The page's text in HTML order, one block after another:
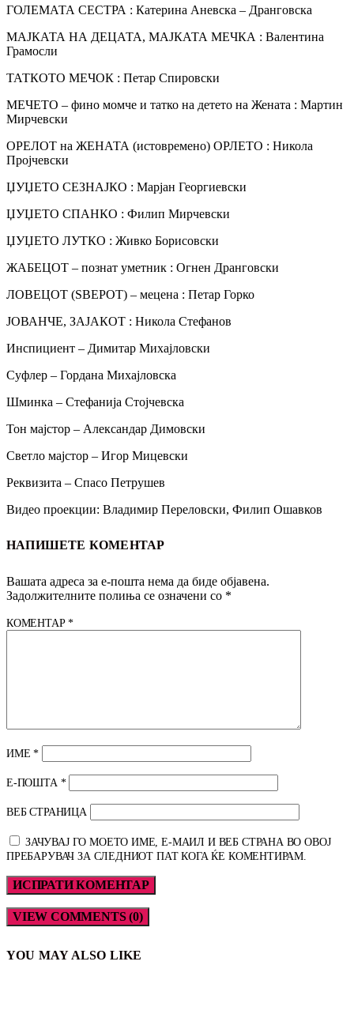
ГОЛЕМАТА СЕСТРА : Катерина Аневска – Дранговска
МАЈКАТА НА ДЕЦАТА, МАЈКАТА МЕЧКА : Валентина
Грамосли
ТАТКОТО МЕЧОК : Петар Спировски
МЕЧЕТО ‒ фино момче и татко на детето на Жената : Мартин
Мирчевски
ОРЕЛОТ на ЖЕНАТА (истовремено) ОРЛЕТO : Никола
Пројчевски
ЏУЏЕТО СЕЗНАЈКО : Марјан Георгиевски
ЏУЏЕТО СПАНКО : Филип Мирчевски
ЏУЏЕТО ЛУТКО : Живко Борисовски
ЖАБЕЦОТ ‒ познат уметник : Огнен Дранговски
ЛОВЕЦОТ (SВЕРОТ) ‒ мецена : Петар Горко
ЈОВАНЧЕ, ЗАЈАКОТ : Никола Стефанов
Инспициент – Димитар Михајловски
Суфлер – Гордана Михајловска
Шминка – Стефанија Стојчевска
Тон мајстор – Александар Димовски
Светло мајстор – Игор Мицевски
Реквизита – Спасо Петрушев
Видео проекции: Владимир Переловски, Филип Ошавков
НАПИШЕТЕ КОМЕНТАР
Вашата адреса за е-пошта нема да биде објавена.
Задолжителните полиња се означени со *
КОМЕНТАР*
ИМЕ*
Е-ПОШТА *
ВЕБ СТРАНИЦА
ЗАЧУВАЈ ГО МОЕТО ИМЕ, Е-МАИЛ И ВЕБ СТРАНА ВО ОВОЈ
ПРЕБАРУВАЧ ЗА СЛЕДНИОТ ПАТ КОГА ЌЕ КОМЕНТИРАМ.
VIEW COMMENTS (0)
YOU MAY ALSO LIKE